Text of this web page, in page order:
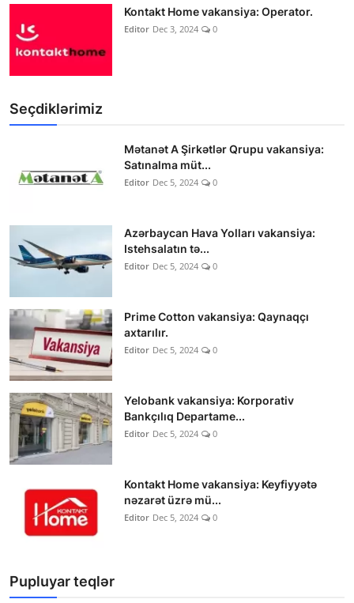
Kontakt Home vakansiya: Operator.
Editor Dec 3, 2024 0
Seçdiklərimiz
Mətanət A Şirkətlər Qrupu vakansiya:
Satınalma müt...
Editor Dec 5, 2024 0
Azərbaycan Hava Yolları vakansiya:
Istehsalatın tə...
Editor Dec 5, 2024 0
Prime Cotton vakansiya: Qaynaqçı
axtarılır.
Editor Dec 5, 2024 0
Yelobank vakansiya: Korporativ
Bankçılıq Departame...
Editor Dec 5, 2024 0
Kontakt Home vakansiya: Keyfiyyətə
nəzarət üzrə mü...
Editor Dec 5, 2024 0
Pupluyar teqlər